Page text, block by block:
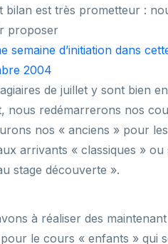
bilan est très prometteur :
proposer
semaine d’initiation dans
2004
de juillet y sont bien
nous redémarrerons nos
nos « anciens » pour
arrivants « classiques »
stage découverte ».
à réaliser des
le cours « enfants » qui